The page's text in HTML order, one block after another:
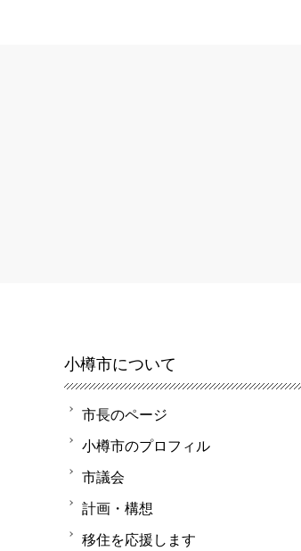
小樽市について
市長のページ
小樽市のプロフィル
市議会
計画・構想
移住を応援します